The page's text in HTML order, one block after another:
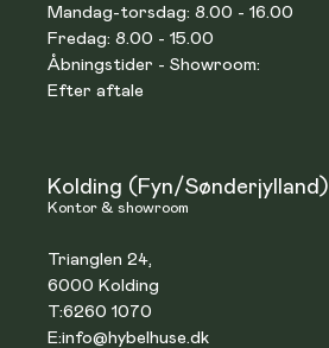
Mandag-torsdag: 8.00 - 16.00
Fredag: 8.00 - 15.00
Åbningstider - Showroom:
Efter aftale
Kolding (Fyn/Sønderjylland)
Kontor & showroom
Trianglen 24,
6000 Kolding
T:6260 1070
E:info@hybelhuse.dk